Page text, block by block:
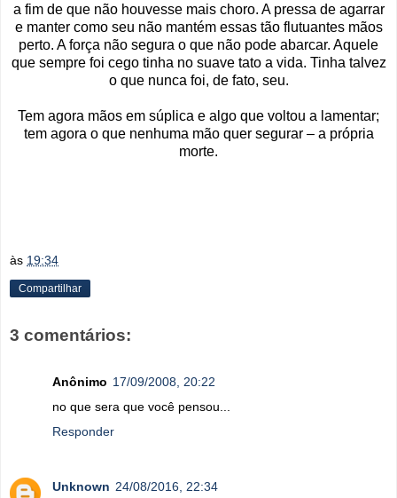
a fim de que não houvesse mais choro. A pressa de agarrar
e manter como seu não mantém essas tão flutuantes mãos
perto. A força não segura o que não pode abarcar. Aquele
que sempre foi cego tinha no suave tato a vida. Tinha talvez
o que nunca foi, de fato, seu.
Tem agora mãos em súplica e algo que voltou a lamentar;
tem agora o que nenhuma mão quer segurar – a própria
morte.
às 19:34
Compartilhar
3 comentários:
Anônimo 17/09/2008, 20:22
no que sera que você pensou...
Responder
Unknown 24/08/2016, 22:34